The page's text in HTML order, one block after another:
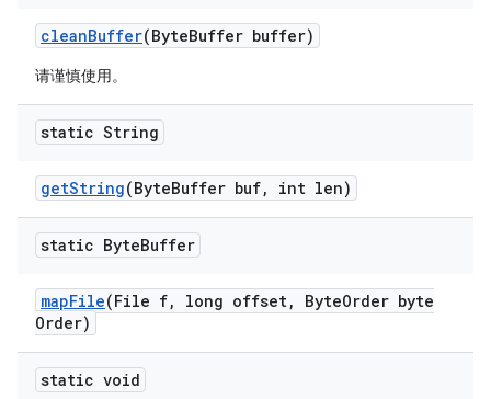
cleanBuffer(ByteBuffer buffer)
请谨慎使用。
static String
getString(ByteBuffer buf, int len)
static ByteBuffer
mapFile(File f, long offset, ByteOrder byte
Order)
static void